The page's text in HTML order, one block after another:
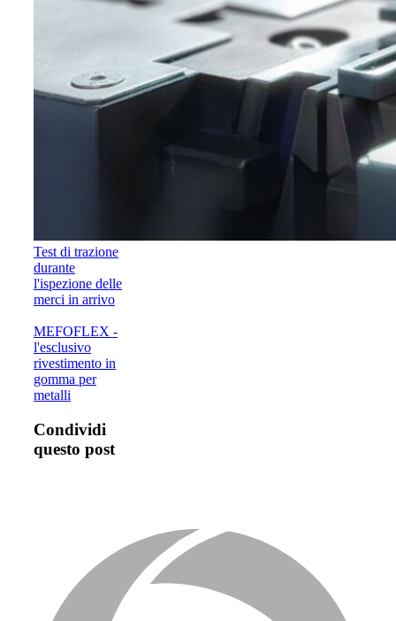
Test di trazione
durante
l'ispezione delle
merci in arrivo
MEFOFLEX -
l'esclusivo
rivestimento in
gomma per
metalli
Condividi
questo post